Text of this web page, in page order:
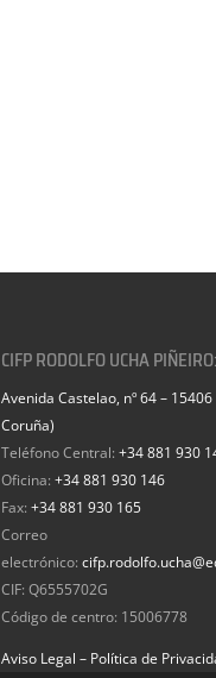
CIFP RODOLFO UCHA PIÑEIRO:
Avenida Castelao, nº 64 –
Coruña)
Teléfono Central:+34 881 930
Oficina:+34 881 930 146
Fax:+34 881 930 165
Correo
electrónico:
CIF: Q6555702G
Código de centro: 15006778
Aviso Legal – Política de